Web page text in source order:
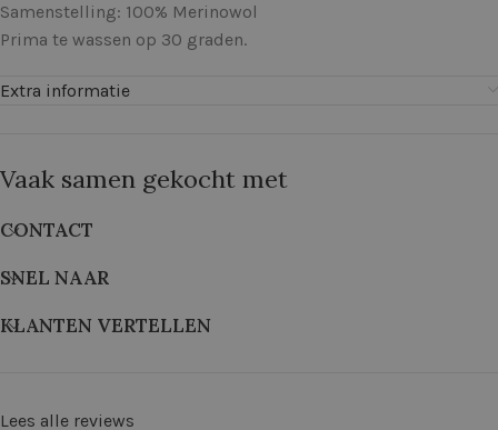
Samenstelling: 100% Merinowol
Prima te wassen op 30 graden.
Extra informatie
Vaak samen gekocht met
CONTACT
SNEL NAAR
KLANTEN VERTELLEN
Lees alle reviews